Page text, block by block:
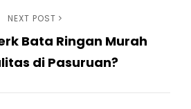
NEXT POST
Bata Ringan Murah
di Pasuruan?